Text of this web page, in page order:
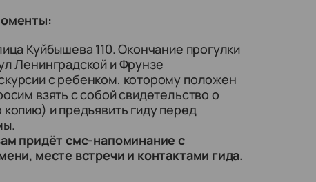
Куйбышева 110. Окончание прогулки
Ленинградской и Фрунзе
с ребенком, которому положен
взять с собой свидетельство о
и предъявить гиду перед
придёт смс-напоминание с
месте встречи и контактами гида.